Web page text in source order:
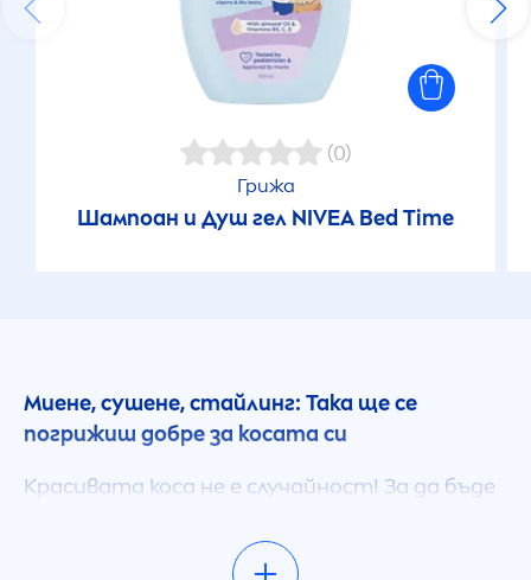
(0)
Грижа
Шампоан и Душ гел NIVEA Bed Time
Миене, сушене, стайлинг: Така ще се
погрижиш добре за косата си
Красивата коса не е случайност! За да бъде
твоята коса, е добре да знаеш нейния тип.